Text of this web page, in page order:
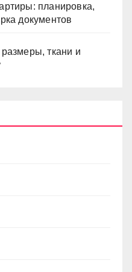
планировка,
документов
ткани и